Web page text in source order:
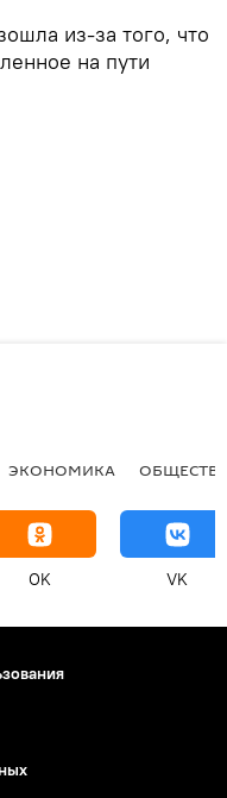
из-за того, что
на пути
ЭКОНОМИКА
OK VK